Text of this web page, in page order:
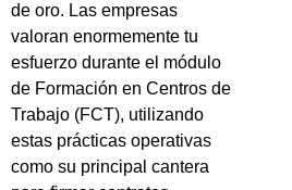
de oro. Las empresas
valoran enormemente tu
esfuerzo durante el módulo
de Formación en Centros de
Trabajo (FCT), utilizando
estas prácticas operativas
como su principal cantera